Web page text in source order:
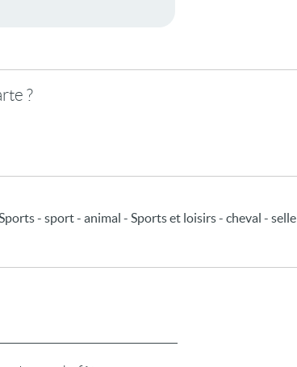
?
- sport - animal - Sports et loisirs - cheval - selle